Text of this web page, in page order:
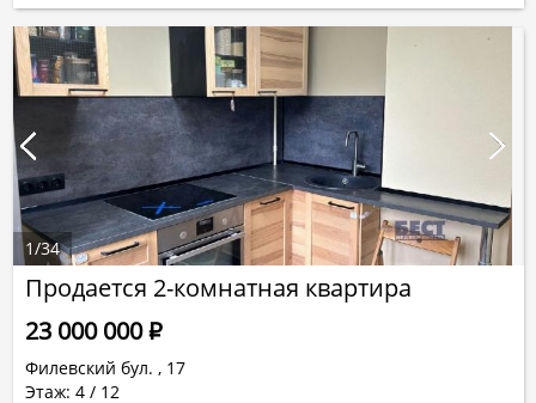
Продается 2-комнатная квартира
Филевский бул. , 17
Этаж: 4 / 12
23 000 000Р
1/34